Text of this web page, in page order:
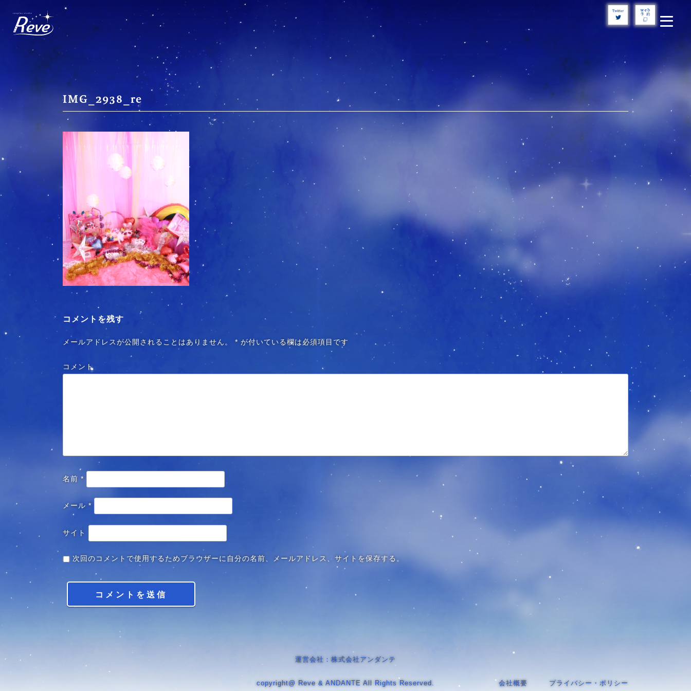
content
IMG_2938_re
コメントを残す
メールアドレスが公開されることはありません。 * が付いている欄は必須項目です
コメント
名前 *
メール *
サイト
次回のコメントで使用するためブラウザーに自分の名前、メールアドレス、サイトを保存する。
運営会社：株式会社アンダンテ
会社概要 プライバシー・ポリシー
copyright@ Reve & ANDANTE All Rights Reserved.